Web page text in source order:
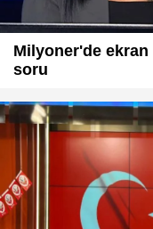
Milyoner'de
soru